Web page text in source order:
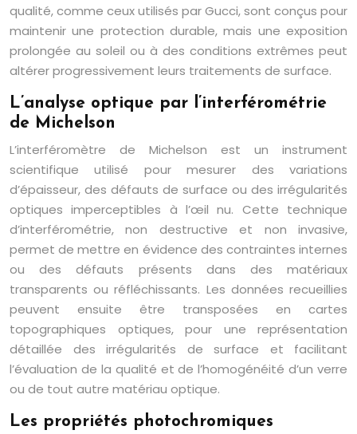
qualité, comme ceux utilisés par Gucci, sont conçus pour
maintenir une protection durable, mais une exposition
prolongée au soleil ou à des conditions extrêmes peut
altérer progressivement leurs traitements de surface.
L’analyse optique par l’interférométrie
de Michelson
L’interféromètre de Michelson est un instrument
scientifique utilisé pour mesurer des variations
d’épaisseur, des défauts de surface ou des irrégularités
optiques imperceptibles à l’œil nu. Cette technique
d’interférométrie, non destructive et non invasive,
permet de mettre en évidence des contraintes internes
ou des défauts présents dans des matériaux
transparents ou réfléchissants. Les données recueillies
peuvent ensuite être transposées en cartes
topographiques optiques, pour une représentation
détaillée des irrégularités de surface et facilitant
l’évaluation de la qualité et de l’homogénéité d’un verre
ou de tout autre matériau optique.
Les propriétés photochromiques